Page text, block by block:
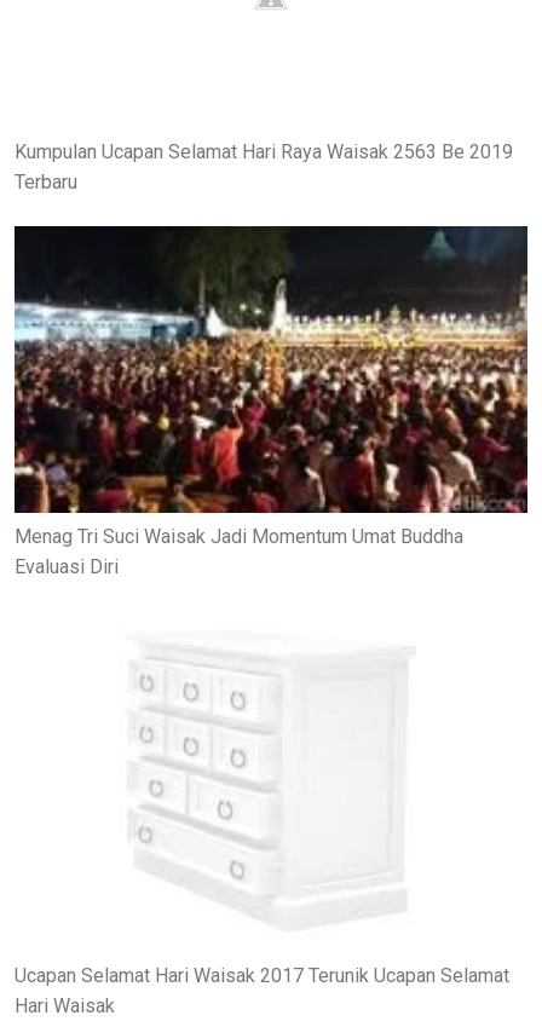
Kumpulan Ucapan Selamat Hari Raya Waisak 2563 Be 2019
Terbaru
Menag Tri Suci Waisak Jadi Momentum Umat Buddha
Evaluasi Diri
Ucapan Selamat Hari Waisak 2017 Terunik Ucapan Selamat
Hari Waisak